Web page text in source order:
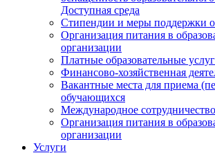
Доступная среда
Стипендии и меры поддержки
Организация питания в
организации
Платные образовательные
Финансово-хозяйственная
Вакантные места для приема
обучающихся
Международное сотрудничество
Организация питания в
организации
Услуги